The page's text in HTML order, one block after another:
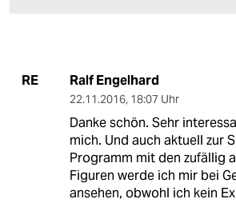
RE Ralf Engelhard
22.11.2016, 18:07 Uhr
Danke schön. Sehr
mich. Und auch aktuell zur
Programm mit den zufällig
Figuren werde ich mir bei
ansehen, obwohl ich kein